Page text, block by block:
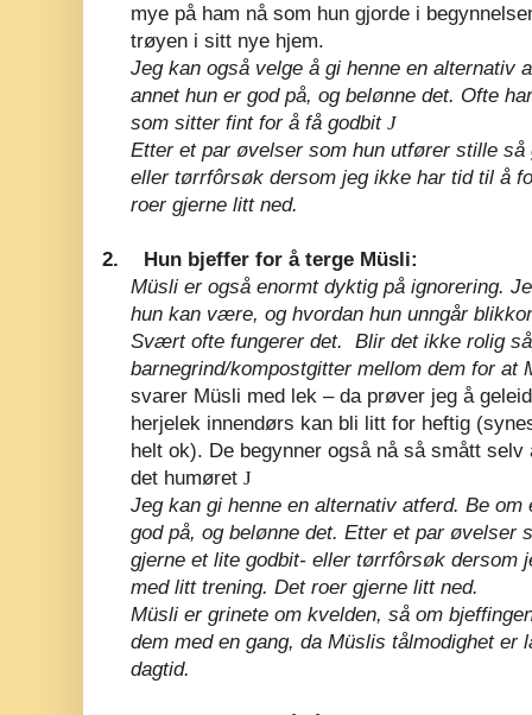
mye på ham nå som hun gjorde i
trøyen i sitt nye hjem.
Jeg kan også velge å gi henne en alternativ
annet hun er god på, og belønne det. Ofte
som sitter fint for å få godbit J
Etter et par øvelser som hun utfører stille
eller tørrfôrsøk dersom jeg ikke har tid til å
roer gjerne litt ned.
2.
Hun bjeffer for å terge Müsli:
Müsli er også enormt dyktig på ignorering.
hun kan være, og hvordan hun unngår
Svært ofte fungerer det.
Blir det ikke rolig
barnegrind/kompostgitter mellom dem for at
svarer Müsli med lek – da prøver jeg å
herjelek innendørs kan bli litt for heftig
helt ok). De begynner også nå så smått
det humøret J
Jeg kan gi henne en alternativ atferd. Be
god på, og belønne det. Etter et par øvelser
gjerne et lite godbit- eller tørrfôrsøk dersom
med litt trening. Det roer gjerne litt ned.
Müsli er grinete om kvelden, så om
dem med en gang, da Müslis tålmodighet er
dagtid.